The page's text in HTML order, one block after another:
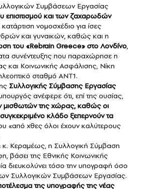
Συμβάσεων Εργασίας
επισιτισμού και των ζαχαρωδών
νομοσχέδιο για ίσες
και γυναικών, καθώς και η
του «Rebrain Greece» στο Λονδίνο,
συνέντευξης που παραχώρησε η
και Κοινωνικής Ασφάλισης, Νίκη
σταθμό ΑΝΤ1.
Συλλογικής Σύμβασης Εργασίας
ανέφερε ότι, επί της ουσίας,
μισθωτών της χώρας, καθώς οι
κλάδο ξεπερνούν τα
«από χθες όλοι έχουν καλύτερους
Κεραμέως, η Συλλογική Σύμβαση
βάσει της Εθνικής Κοινωνικής
διευκολύνει τόσο την υπογραφή όσο
Συλλογικών Συμβάσεων Εργασίας.
της υπογραφής της νέας